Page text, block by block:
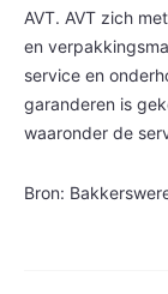
AVT. AVT zich
en
service en
garanderen is
waaronder de
Bron: